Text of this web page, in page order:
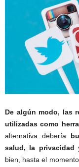
De algún modo, las
utilizadas como
alternativa debería
salud, la privacidad
bien, hasta el